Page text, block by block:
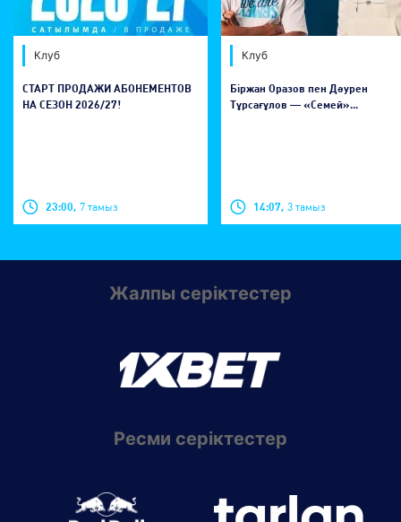
Клуб
СТАРТ ПРОДАЖИ АБОНЕМЕНТОВ
НА СЕЗОН 2026/27!
23:00, 7 тамыз
Клуб
Біржан Оразов пен Дәурен
Тұрсағұлов — «Семей»...
14:07, 3 тамыз
Жалпы серіктестер
Ресми серіктестер